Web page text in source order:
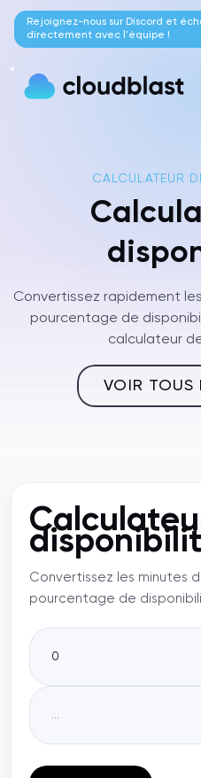
Rejoignez-nous sur Discord et
directement avec l'équipe !
CALCULATEUR
Convertissez rapidement
pourcentage de
calculateur
VOIR TOUS
Convertissez les minutes
pourcentage de